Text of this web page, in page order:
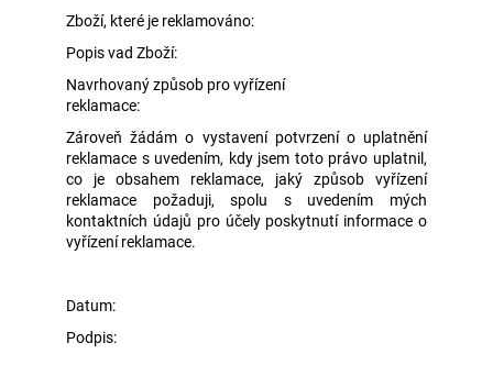
Zboží, které je reklamováno:
Popis vad Zboží:
Navrhovaný způsob pro vyřízení
reklamace:
Zároveň žádám o vystavení potvrzení o uplatnění
reklamace s uvedením, kdy jsem toto právo uplatnil,
co je obsahem reklamace, jaký způsob vyřízení
reklamace požaduji, spolu s uvedením mých
kontaktních údajů pro účely poskytnutí informace o
vyřízení reklamace.
Datum:
Podpis: